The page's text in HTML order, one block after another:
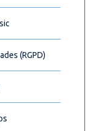
(RGPD)